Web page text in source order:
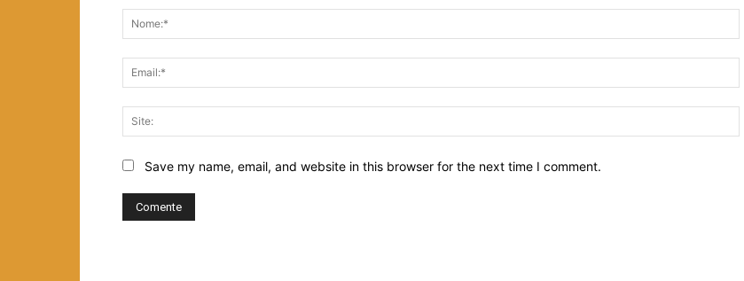
Save my name, email, and website in this browser for the next time I comment.